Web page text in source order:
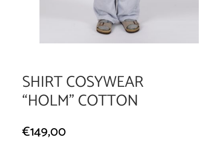
SHIRT COSYWEAR
“HOLM” COTTON
€149,00